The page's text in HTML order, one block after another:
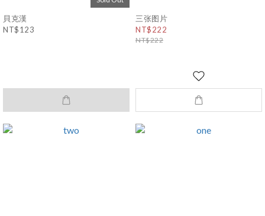
貝克漢
NT$123
三张图片
NT$222
NT$222